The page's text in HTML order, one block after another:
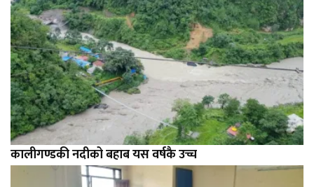
कालीगण्डकी नदीको बहाब यस वर्षकै उच्च